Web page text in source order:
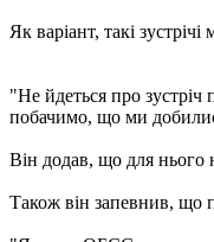
Як варіант, такі
"Не йдеться про
побачимо, що ми
Він додав, що для нього
Також він запевнив, що